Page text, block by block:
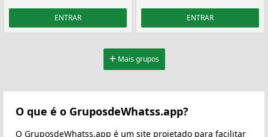
ENTRAR ENTRAR
Mais grupos
O que é o GruposdeWhatss.app?
O GruposdeWhatss.app é um site projetado para facilitar